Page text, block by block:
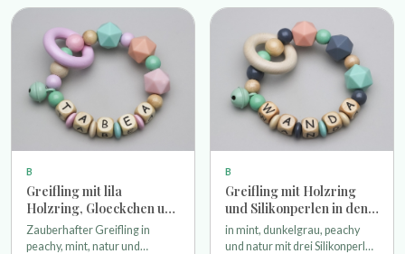
B
Greifling mit lila
Holzring, Gloeckchen und
bunten Silikonperlen
Zauberhafter Greifling in
peachy, mint, natur und
B
Greifling mit Holzring
und Silikonperlen in den
Farben mint, dunkelgrau,
peachy und natur
in mint, dunkelgrau, peachy
und natur mit drei Silikonperlen